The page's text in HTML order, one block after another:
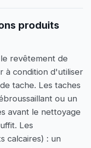
produits
revêtement de
à condition d'utiliser
tache. Les taches
ou un
avant le nettoyage
Les
calcaires) : un